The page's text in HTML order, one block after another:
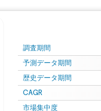
調査期間
予測データ期間
歴史データ期間
CAGR
市場集中度